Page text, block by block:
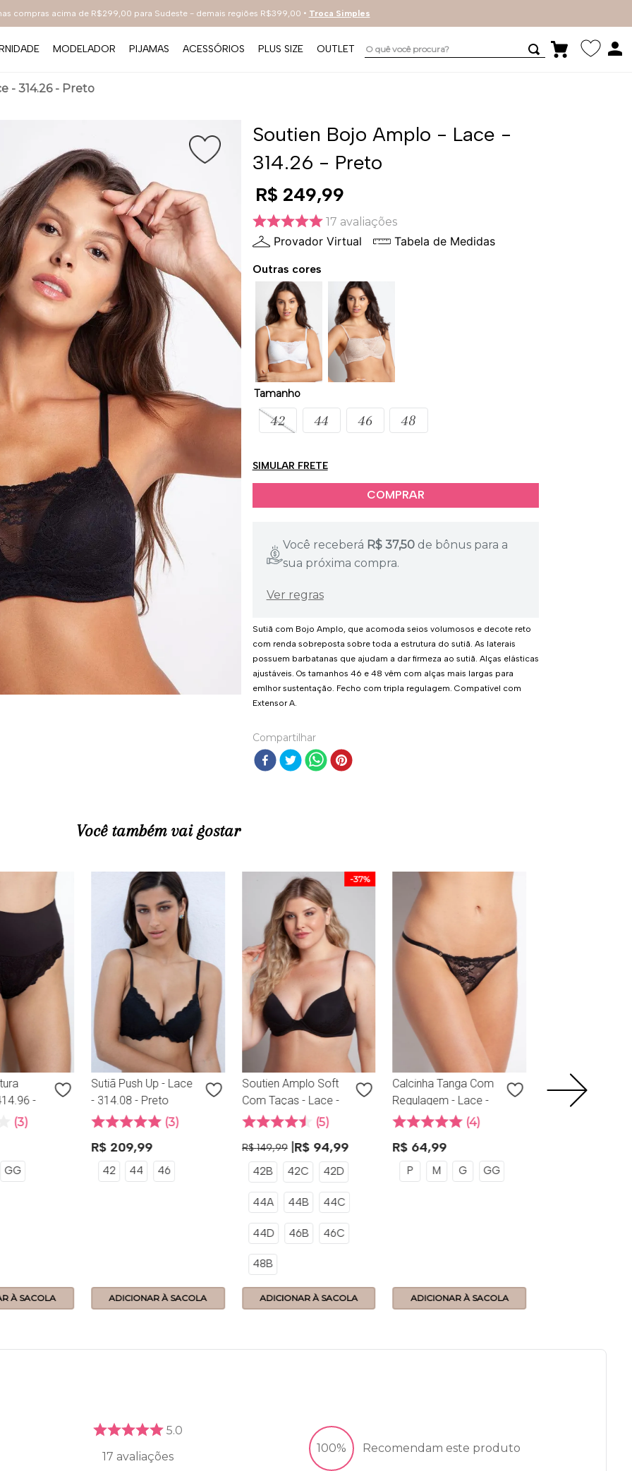
compras acima de R$299,00 para Sudeste - demais regiões R$399,00 • Troca Simples
MODELADOR PIJAMAS ACESSÓRIOS PLUS SIZE OUTLET O quê você procura?
- 314.26 - Preto
Soutien Bojo Amplo - Lace -
314.26 - Preto
R$ 249,99
17 avaliações
Provador Virtual Tabela de Medidas
Outras cores
Tamanho
42 44 46 48
SIMULAR FRETE
Você receberá R$37,50 de bônus para a
sua próxima compra.
Ver regras
Sutiã com Bojo Amplo, que acomoda seios volumosos e decote reto
com renda sobreposta sobre toda a estrutura do sutiã. As laterais
possuem barbatanas que ajudam a dar firmeza ao sutiã. Alças elásticas
ajustáveis. Os tamanhos 46 e 48 vêm com alças mais largas para
emlhor sustentação. Fecho com tripla regulagem. Compatível com
Extensor A.
Compartilhar
Você também vai gostar
-
3
GG
À SACOLA
Sutiã Push Up - Lace
- 314.08 - Preto
3
R$ 209,99
42 44 46
ADICIONAR À SACOLA
-37%
Soutien Amplo Soft
Com Taças - Lace -
314.89 - Preto
5
R$ 149,99 R$ 94,99
42B 42C 42D
44A 44B 44C
44D 46B 46C
48B
ADICIONAR À SACOLA
Calcinha Tanga Com
Regulagem - Lace -
314.56 - Preta 4
R$ 64,99
P M G GG
ADICIONAR À SACOLA
5.0
17 avaliações
100% Recomendam este produto
tecno
5º preto
6º bestbra
7º hot pants
8º compact